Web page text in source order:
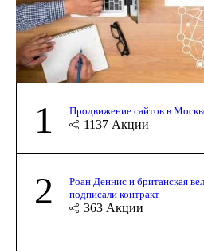
1 Продвижение сайтов в
1137 Акции
2
Роан Деннис и британская
подписали контракт
363 Акции